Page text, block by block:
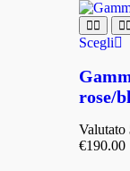
Scegli
rose/
Valutato
€190.00